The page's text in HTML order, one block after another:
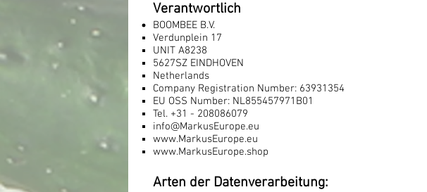
Verantwortlich
BOOMBEE B.V.
Verdunplein 17
UNIT A8238
​5627SZ EINDHOVEN
Netherlands
Company Registration Number: 63931354
EU OSS Number: NL855457971B01
Tel. +31 - 208086079
info@MarkusEurope.eu
www.MarkusEurope.eu
www.MarkusEurope.shop
Arten der Datenverarbeitung: